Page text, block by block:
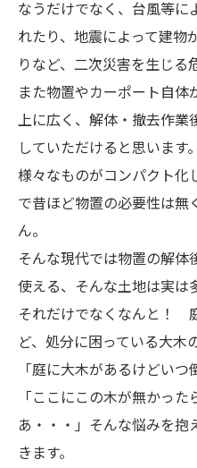
なうだけでなく、台風等に
れたり、地震によって建物
りなど、二次災害を生じる
また物置やカーポート自
上に広く、解体・撤去作業
していただけると思います。
様々なものがコンパクト化
で昔ほど物置の必要性は無
ん。
そんな現代では物置の解体
使える、そんな土地は実は
それだけでなくなんと！
ど、処分に困っている大木
「庭に大木があるけどいつ
「ここにこの木が無かっ
あ・・・」そんな悩みを抱
きます。